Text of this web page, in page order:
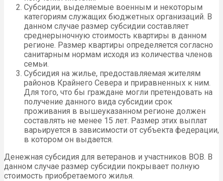
Субсидии, выделяемые военным и некоторым
категориям служащих бюджетных организаций. В
данном случае размер субсидии составляет
среднерыночную стоимость квартиры в данном
регионе. Размер квартиры определяется согласно
санитарным нормам исходя из количества членов
семьи.
Субсидия на жилье, предоставляемая жителям
районов Крайнего Севера и приравненных к ним.
Для того, что бы граждане могли претендовать на
получение данного вида субсидии срок
проживания в вышеуказанном регионе должен
составлять не менее 15 лет. Размер этих выплат
варьируется в зависимости от субъекта федерации,
в котором он выдается.
Денежная субсидия для ветеранов и участников ВОВ. В
данном случае размер субсидии покрывает полную
стоимость приобретаемого жилья.